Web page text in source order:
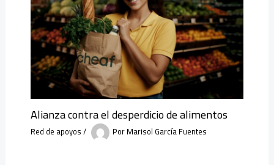
Alianza contra el desperdicio de alimentos
Red de apoyos/ PorMarisol García Fuentes